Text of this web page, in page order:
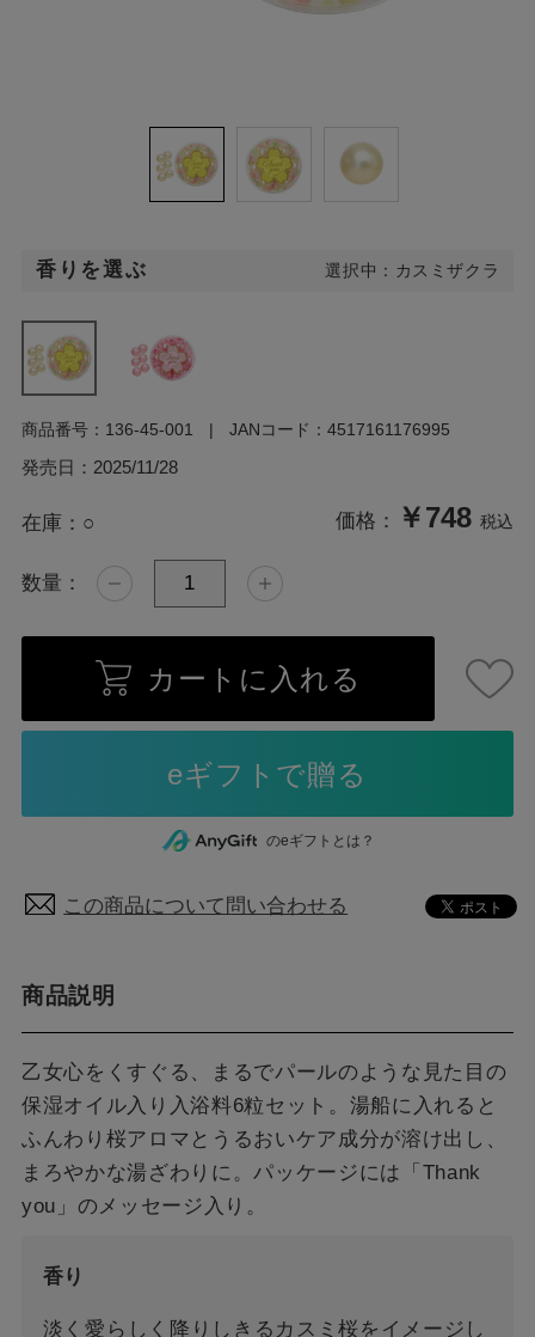
香りを選ぶ 選択中：カスミザクラ
発売日： 2025/11/28
商品番号： 136-45-001 JANコード： 4517161176995
在庫： ○ 価格： ￥748 税込
数量：
カートに入れる
のeギフトとは？
この商品について問い合わせる
商品説明
乙女心をくすぐる、まるでパールのような見た目の
保湿オイル入り入浴料6粒セット。湯船に入れると
ふんわり桜アロマとうるおいケア成分が溶け出し、
まろやかな湯ざわりに。パッケージには「Thank
you」のメッセージ入り。
香り
淡く愛らしく降りしきるカスミ桜をイメージし